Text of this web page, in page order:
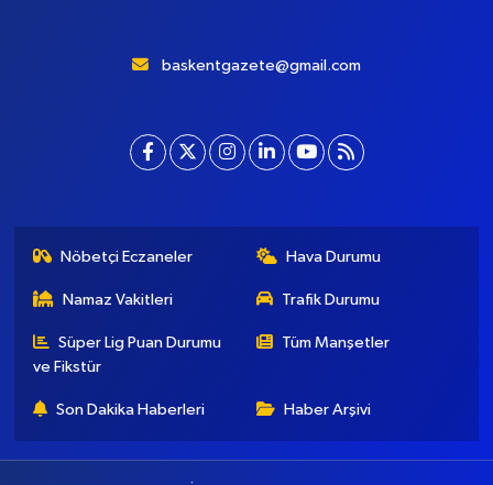
baskentgazete@gmail.com
Nöbetçi Eczaneler Hava Durumu
Namaz Vakitleri Trafik Durumu
Süper Lig Puan Durumu
ve Fikstür
Tüm Manşetler
Son Dakika Haberleri Haber Arşivi